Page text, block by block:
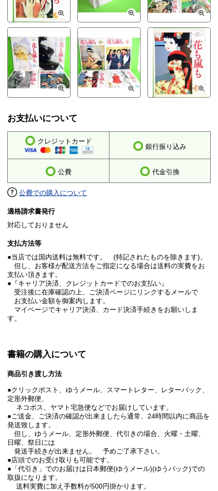
お支払いについて
クレジットカード
銀行振り込み
公費 代金引換
公費での購入について
適格請求書発行
対応しておりません
支払方法等
●当店では国内送料は無料です。 (特記されたものを除きます)。
但し、お客様が配送方法をご指定になる場合は送料の実費をお
支払い頂きます。
●『キャリア決済、クレジットカードでのお支払い』
受注後に在庫確認の上、ご決済ページにリンクするメールで
お支払い金額を御案内します。
マイページでキャリア決済、カード決済手続きをお願いしま
す。
書籍の購入について
商品引き渡し方法
●クリックポスト、ゆうメール、スマートレター、レターパック、
定形外郵便、
ネコポス、ヤマト宅急便などでお届けしています。
●ご送金、ご決済の確認が出来ましたら通常、24時間以内に商品を
発送致します。
但し、ゆうメール、定形外郵便、代引きの場合、火曜・土曜、
日曜、祭日には
発送手続きが出来ません。 予めご了承下さい。
●店頭でのお受け取りも可能です。
●「代引き」でのお届けは日本郵便(ゆうメール)(ゆうパック)での
取扱になります。
送料実費に加え手数料が500円掛かります。